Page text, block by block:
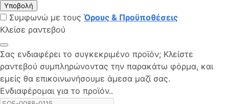
Υποβολή
Συμφωνώ με τους Όρους & Προϋποθέσεις
Κλείσε ραντεβού
Σας ενδιαφέρει το συγκεκριμένο προϊόν; Kλείστε
ραντεβού συμπληρώνοντας την παρακάτω φόρμα, και
εμείς θα επικοινωνήσουμε άμεσα μαζί σας.
Ενδιαφέρομαι για το προϊόν..